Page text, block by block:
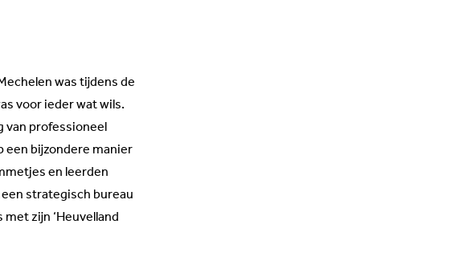
was tijdens de
voor ieder wat wils.
van professioneel
een bijzondere manier
en leerden
strategisch bureau
zijn ‘Heuvelland